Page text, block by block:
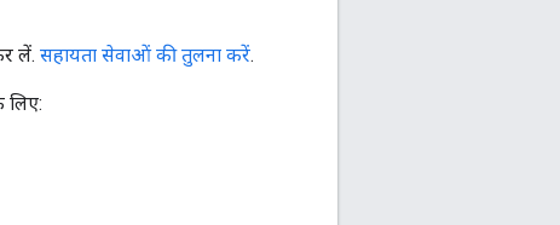
लें. सहायता सेवाओं की तुलना करें.